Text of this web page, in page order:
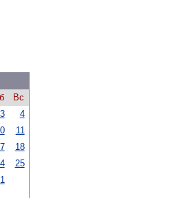
Вс
3
4
11
18
25